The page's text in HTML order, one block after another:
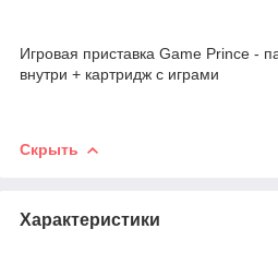
Игровая приставка Game Prince -
внутри + картридж с играми
Скрыть
Характеристики